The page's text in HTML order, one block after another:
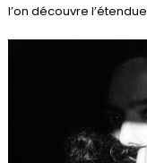
l’on découvre